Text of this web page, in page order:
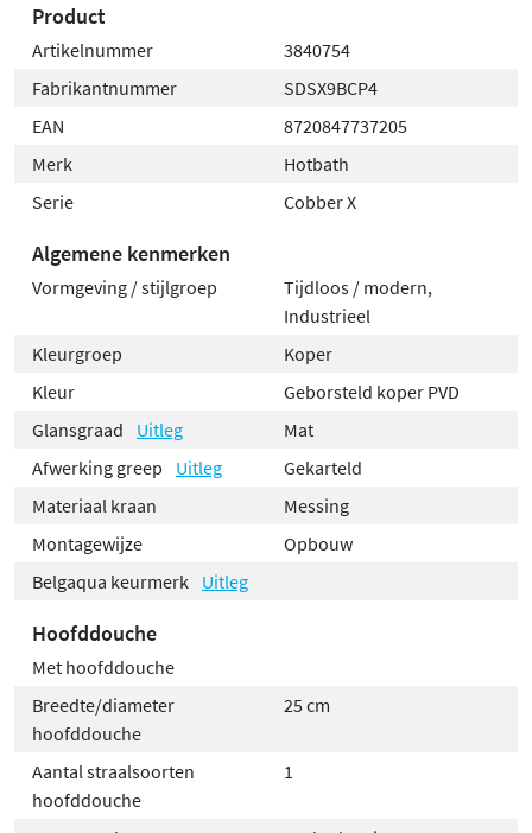
Product
Artikelnummer
3840754
Fabrikantnummer
SDSX9BCP4
EAN
8720847737205
Merk
Hotbath
Serie
Cobber X
Algemene kenmerken
Vormgeving / stijlgroep
Tijdloos / modern,
Industrieel
Kleurgroep
Koper
Kleur
Geborsteld koper PVD
Glansgraad
Uitleg
Mat
Afwerking greep
Uitleg
Gekarteld
Materiaal kraan
Messing
Montagewijze
Opbouw
Belgaqua keurmerk
Uitleg
Hoofddouche
Met hoofddouche
Breedte/diameter
hoofddouche
25 cm
Aantal straalsoorten
hoofddouche
1